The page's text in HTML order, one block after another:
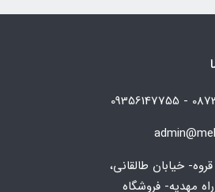
خیابان طالقانی،
مهدیه- فروشگاه